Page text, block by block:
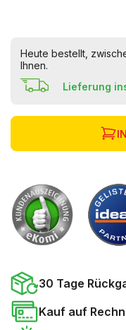
Heute bestellt,
Ihnen.
Lieferung
30 Tage
Kauf auf